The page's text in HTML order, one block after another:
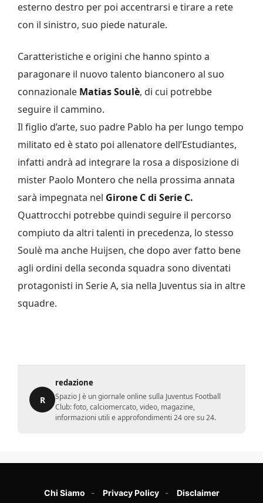
esterno destro per poi accentrarsi e tirare a rete
con il sinistro, suo piede naturale.
Caratteristiche e origini che hanno spinto a
paragonare il nuovo talento bianconero al suo
connazionale Matias Soulè, di cui potrebbe
seguire il cammino.
Il figlio d’arte, suo padre Pablo ha per lungo tempo
militato ed è stato poi allenatore dell’Estudiantes,
infatti andrà ad integrare la rosa a disposizione di
mister Paolo Montero che nella prossima annata
sarà impegnata nel Girone C di Serie C.
Quattrocchi potrebbe quindi seguire il percorso
compiuto da altri talenti in precedenza, lo stesso
Soulè ma anche Huijsen, che dopo aver fatto bene
agli ordini della seconda squadra sono diventati
protagonisti in Serie A, sia nella Juventus sia in altre
squadre.
R
redazione
Spazio J è un giornale online sulla Juventus Football
Club: foto, calciomercato, video, magazine,
informazioni utili e approfondimenti 24 ore su 24.
Chi Siamo Privacy Policy Disclaimer